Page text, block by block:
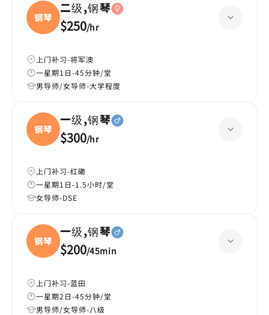
钢琴
二级,钢琴
$250/hr
上门补习-将军澳
一星期1日-45分钟/堂
男导师/女导师-大学程度
钢琴
一级,钢琴
$300/hr
上门补习-红磡
一星期1日-1.5小时/堂
女导师-DSE
钢琴
一级,钢琴
$200/45min
上门补习-蓝田
一星期2日-45分钟/堂
男导师/女导师-八级